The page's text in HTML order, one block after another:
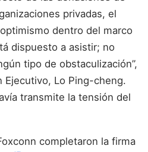
privadas, el
dentro del marco
dispuesto a asistir; no
tipo de obstaculización”,
Ejecutivo, Lo Ping-cheng.
transmite la tensión del
completaron la firma